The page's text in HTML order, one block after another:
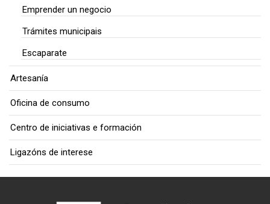
Emprender un negocio
Trámites municipais
Escaparate
Artesanía
Oficina de consumo
Centro de iniciativas e formación
Ligazóns de interese